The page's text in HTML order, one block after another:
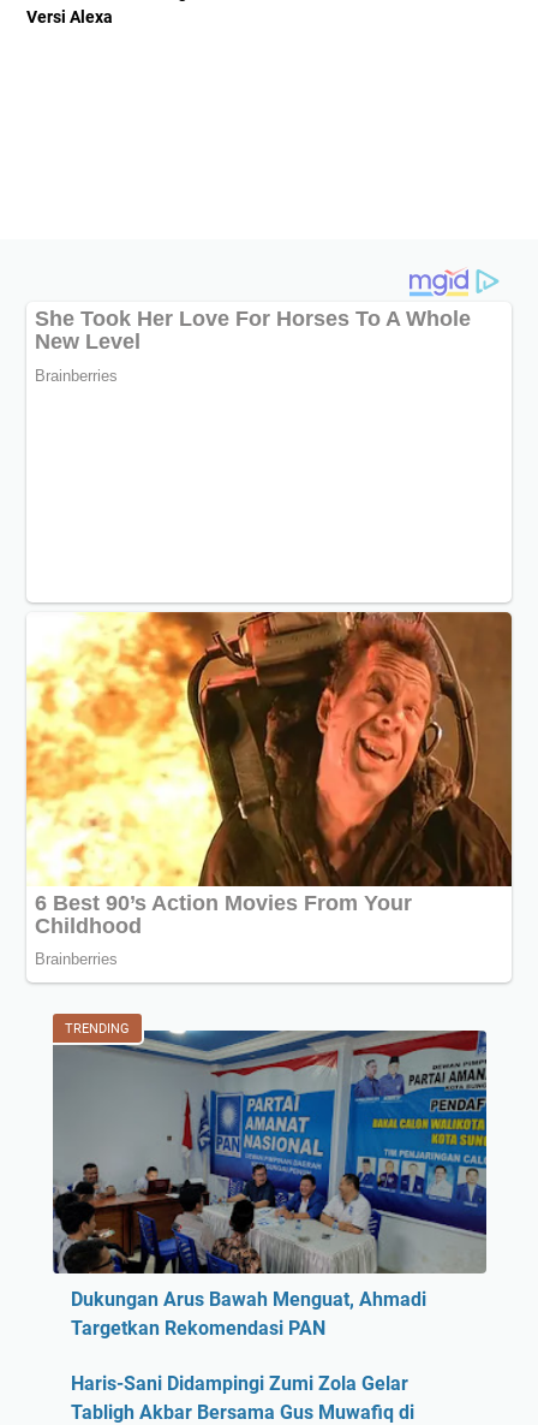
Versi Alexa
TRENDING
Dukungan Arus Bawah Menguat, Ahmadi
Targetkan Rekomendasi PAN
Haris-Sani Didampingi Zumi Zola Gelar
Tabligh Akbar Bersama Gus Muwafiq di